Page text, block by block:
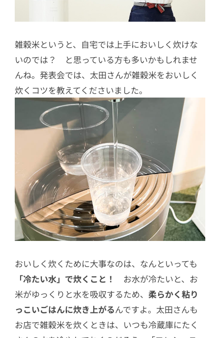
雑穀米というと、自宅では上手においしく炊けな
いのでは？ と思っている方も多いかもしれませ
んね。発表会では、太田さんが雑穀米をおいしく
炊くコツを教えてくださいました。
おいしく炊くために大事なのは、なんといっても
「冷たい水」で炊くこと！
お水が冷たいと、お
米がゆっくりと水を吸収するため、 柔らかく粘り
っこいごはんに炊き上がるんですよ。太田さんも
お店で雑穀米を炊くときは、いつも冷蔵庫にたく